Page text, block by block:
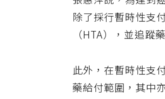
張惠萍說，為達到
除了採行暫時性支
（HTA），並追蹤
此外，在暫時性支